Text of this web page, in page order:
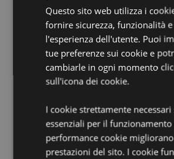
Materiale:Plastica (ABS)
Provvisto di Marchio CE:Sì
Non adatto ai bambini:0 - 3 Anni
Sì
Informazioni Aggiuntive:
Vuoi informazioni su come
utilizzando il sito internet di
guida all'acquisto.
Questo sito web utilizza i
fornire sicurezza, funzionalità
l'esperienza dell'utente. Puoi
tue preferenze sui cookie e
cambiarle in ogni momento
sull'icona dei cookie.
I cookie strettamente necessari
essenziali per il
performance cookie
prestazioni del sito. I cookie